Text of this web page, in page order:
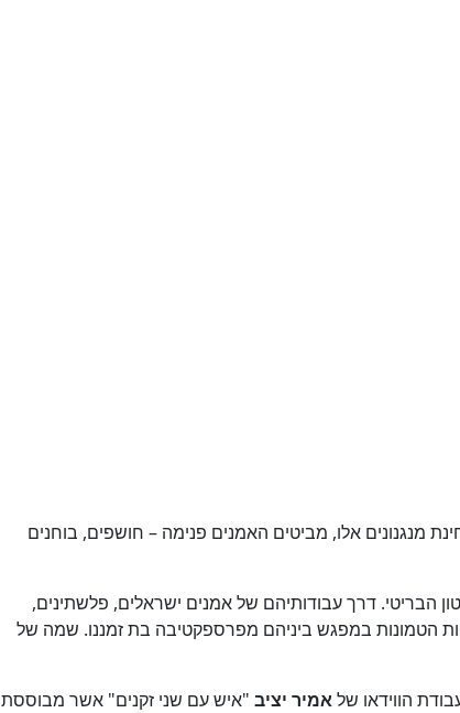
מנגנונים אלו, מביטים האמנים פנימה – חושפים, בוחנים
שהתרחשו במזרח התיכון ובתת-יבשת ההודית בשנים 1948-1947 ובמרכזם סיום השלטון הבריטי. דרך עבודותיהם של אמנים ישראלים, פלשתינים,
הטמונות במפגש ביניהם מפרספקטיבה בת זמננו. שמה של
הווידאו שלאמיר יציב "איש עם שני זקנים" אשר מבוססת